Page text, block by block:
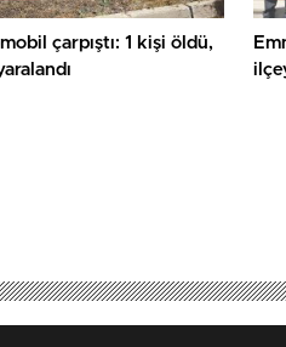
çarpıştı: 1 kişi öldü,